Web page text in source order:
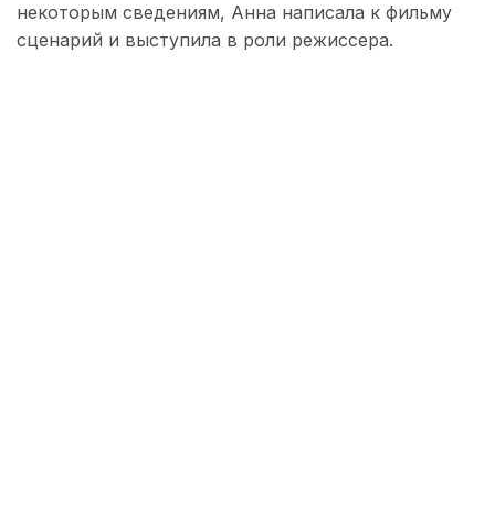
некоторым сведениям, Анна написала к фильму
сценарий и выступила в роли режиссера.